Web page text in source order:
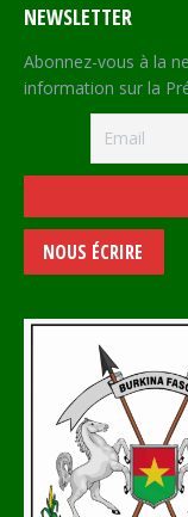
NEWSLETTER
Abonnez-vous à la
information sur la
NOUS ÉCRIRE